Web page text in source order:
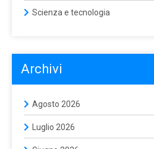
Scienza e tecnologia
Archivi
Agosto 2026
Luglio 2026